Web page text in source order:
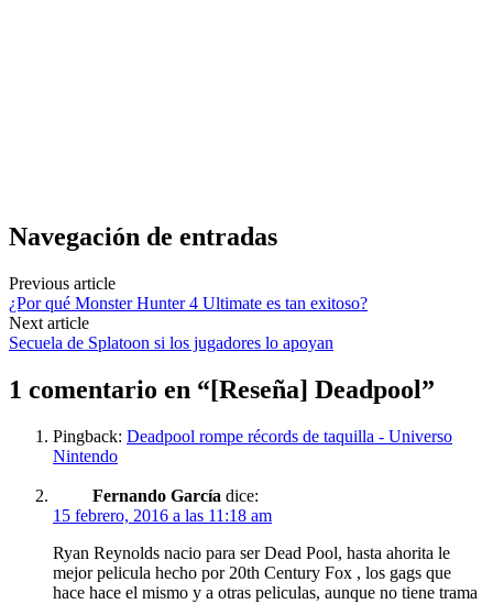
Navegación de entradas
Previous article
¿Por qué Monster Hunter 4 Ultimate es tan exitoso?
Next article
Secuela de Splatoon si los jugadores lo apoyan
1 comentario en “[Reseña] Deadpool ”
Pingback: Deadpool rompe récords de taquilla - Universo
Nintendo
Fernando García dice:
15 febrero, 2016 a las 11:18 am
Ryan Reynolds nacio para ser Dead Pool, hasta ahorita le
mejor pelicula hecho por 20th Century Fox , los gags que
hace hace el mismo y a otras peliculas, aunque no tiene trama